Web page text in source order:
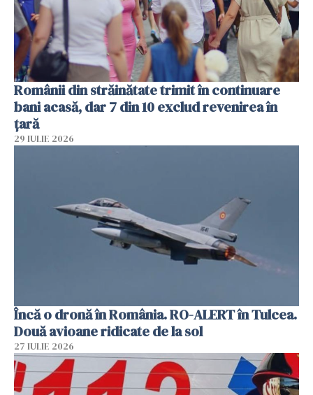
Românii din străinătate trimit în continuare
bani acasă, dar 7 din 10 exclud revenirea în
țară
29 IULIE 2026
Încă o dronă în România. RO-ALERT în Tulcea.
Două avioane ridicate de la sol
27 IULIE 2026